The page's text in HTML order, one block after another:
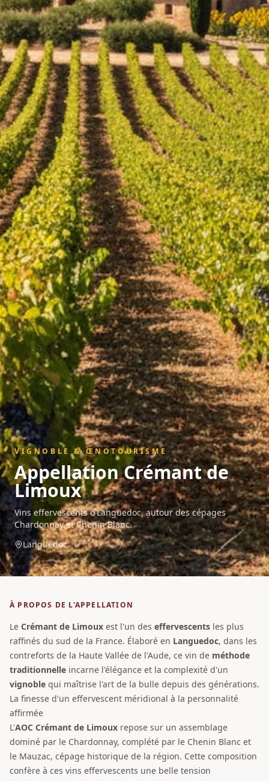
VIGNOBLE & ŒNOTOURISME
AppellationCrémant de
Limoux
Vins effervescents d’Languedoc, autour des cépages
Chardonnay et Chenin Blanc.
Languedoc
À PROPOS DE L'APPELLATION
Le Crémant de Limoux est l'un des effervescents les plus
raffinés du sud de la France. Élaboré en Languedoc, dans les
contreforts de la Haute Vallée de l'Aude, ce vin de méthode
traditionnelle incarne l'élégance et la complexité d'un
vignoble qui maîtrise l'art de la bulle depuis des générations.
La finesse d'un effervescent méridional à la personnalité
affirmée
L'AOC Crémant de Limoux repose sur un assemblage
dominé par le Chardonnay, complété par le Chenin Blanc et
le Mauzac, cépage historique de la région. Cette composition
confère à ces vins effervescents une belle tension